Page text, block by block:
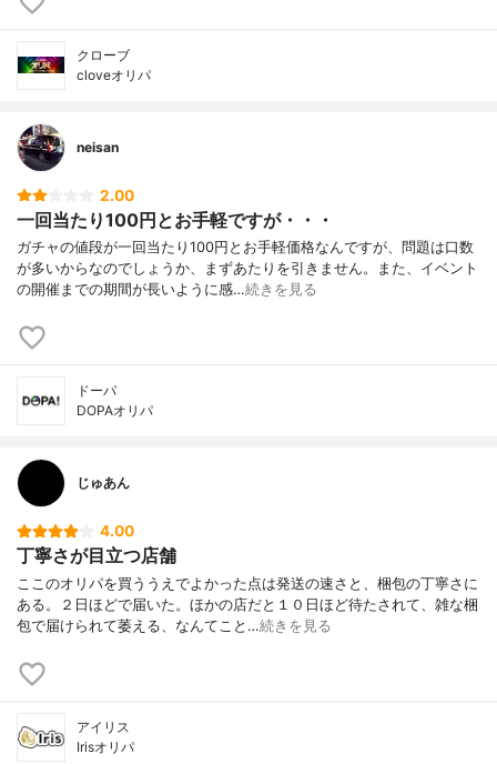
クローブ
cloveオリパ
neisan
2.00
一回当たり100円とお手軽ですが・・・
ガチャの値段が一回当たり100円とお手軽価格なんですが、問題は口数
が多いからなのでしょうか、まずあたりを引きません。また、イベント
の開催までの期間が長いように感…続きを見る
ドーパ
DOPAオリパ
じゅあん
4.00
丁寧さが目立つ店舗
ここのオリパを買ううえでよかった点は発送の速さと、梱包の丁寧さに
ある。２日ほどで届いた。ほかの店だと１０日ほど待たされて、雑な梱
包で届けられて萎える、なんてこと…続きを見る
アイリス
Irisオリパ